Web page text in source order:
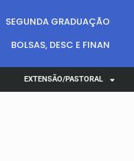
SEGUNDA GRADUAÇÃO
BOLSAS, DESC E FINAN
EXTENSÃO/PASTORAL